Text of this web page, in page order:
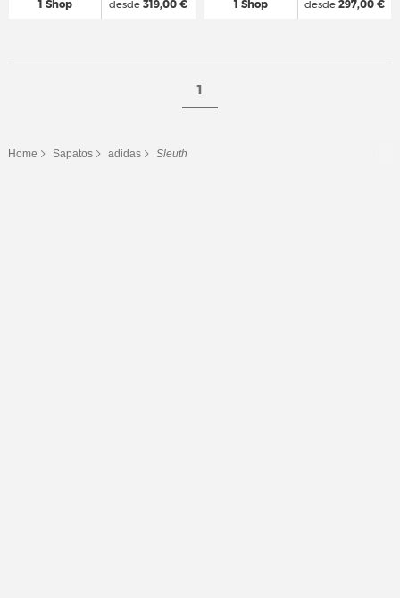
1 Shop desde 319,00 € 1 Shop desde297,00 €
1
Home Sapatos adidas Sleuth